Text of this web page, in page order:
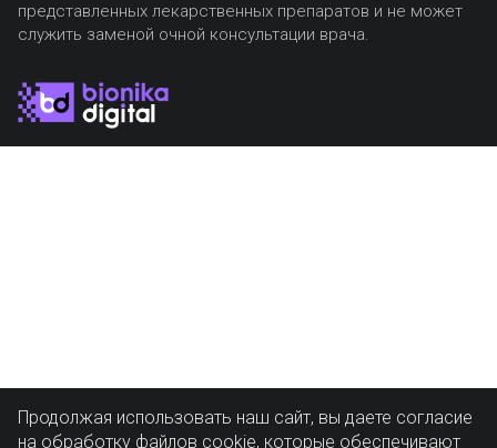
представленных лекарственных препаратов и не может
служить заменой очной консультации врача.
Продолжая использовать наш сайт, вы даете согласие
на обработку файлов cookie, которые обеспечивают